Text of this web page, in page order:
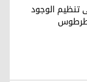
تنظيم الوجود